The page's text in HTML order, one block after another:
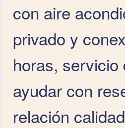
con aire
privado y
horas, servicio
ayudar con
relación